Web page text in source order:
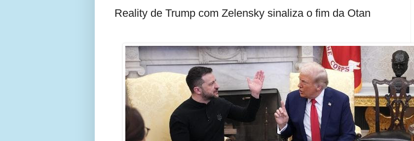
Reality de Trump com Zelensky sinaliza o fim da Otan